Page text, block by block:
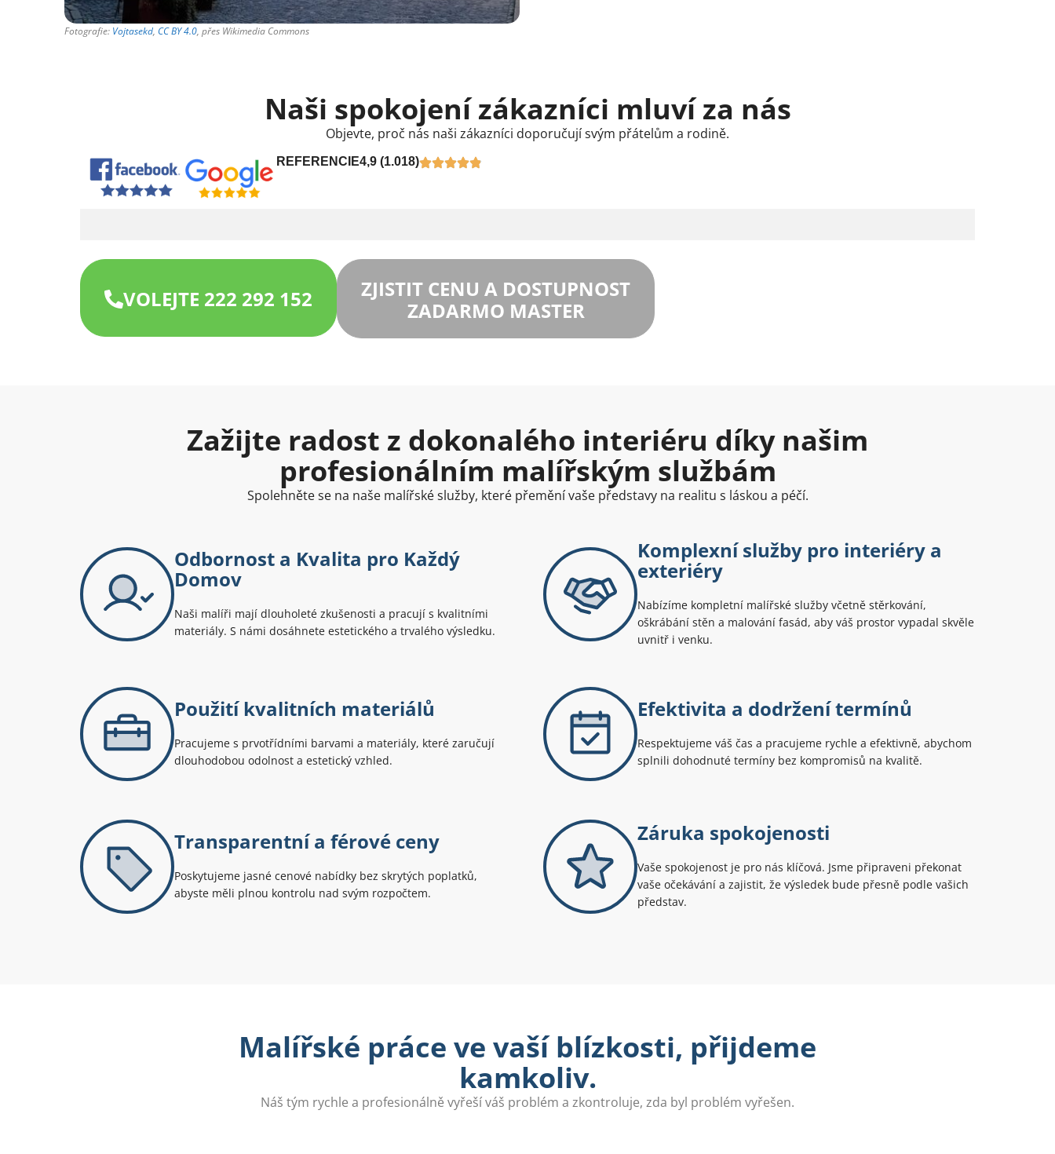
Fotografie: Vojtasekd, CC BY 4.0, přes Wikimedia Commons
Naši spokojení zákazníci mluví za nás
Objevte, proč nás naši zákazníci doporučují svým přátelům a rodině.
REFERENCIE4,9 (1.018)
VOLEJTE 222 292 152
ZJISTIT CENU A DOSTUPNOST
ZADARMO MASTER
Zažijte radost z dokonalého interiéru díky našim
profesionálním malířským službám
Spolehněte se na naše malířské služby, které přemění vaše představy na realitu s láskou a péčí.
Odbornost a Kvalita pro Každý
Domov
Naši malíři mají dlouholeté zkušenosti a pracují s kvalitními
materiály. S námi dosáhnete estetického a trvalého výsledku.
Komplexní služby pro interiéry a
exteriéry
Nabízíme kompletní malířské služby včetně stěrkování,
oškrábání stěn a malování fasád, aby váš prostor vypadal skvěle
uvnitř i venku.
Použití kvalitních materiálů
Pracujeme s prvotřídními barvami a materiály, které zaručují
dlouhodobou odolnost a estetický vzhled.
Efektivita a dodržení termínů
Respektujeme váš čas a pracujeme rychle a efektivně, abychom
splnili dohodnuté termíny bez kompromisů na kvalitě.
Transparentní a férové ceny
Poskytujeme jasné cenové nabídky bez skrytých poplatků,
abyste měli plnou kontrolu nad svým rozpočtem.
Záruka spokojenosti
Vaše spokojenost je pro nás klíčová. Jsme připraveni překonat
vaše očekávání a zajistit, že výsledek bude přesně podle vašich
představ.
Malířské práce ve vaší blízkosti, přijdeme
kamkoliv.
Náš tým rychle a profesionálně vyřeší váš problém a zkontroluje, zda byl problém vyřešen.